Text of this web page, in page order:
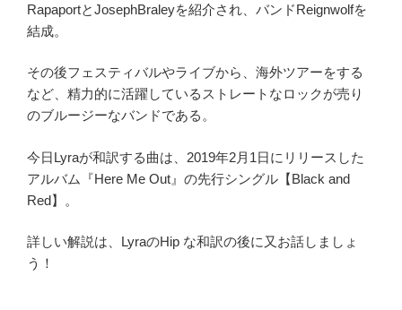
RapaportとJosephBraleyを紹介され、バンドReignwolfを
結成。
その後フェスティバルやライブから、海外ツアーをする
など、精力的に活躍しているストレートなロックが売り
のブルージーなバンドである。
今日Lyraが和訳する曲は、2019年2月1日にリリースした
アルバム『Here Me Out』の先行シングル【Black and
Red】。
詳しい解説は、LyraのHip な和訳の後に又お話しましょ
う！